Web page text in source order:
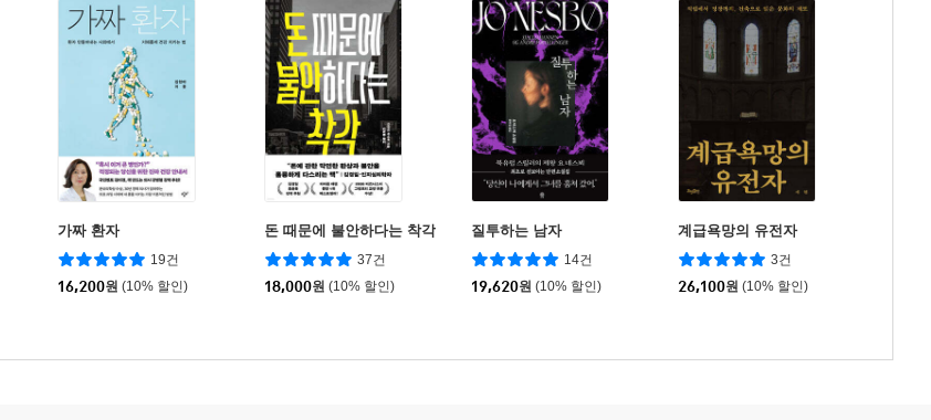
가짜 환자
19건
16,200원 (10% 할인)
돈 때문에 불안하다는 착각
37건
18,000원 (10% 할인)
질투하는 남자
14건
19,620원 (10% 할인)
계급욕망의 유전자
3건
26,100원 (10% 할인)